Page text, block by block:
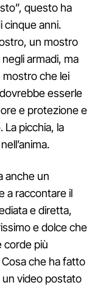
questo ha
cinque anni.
un mostro
armadi, ma
mostro che lei
esserle
e protezione e
La picchia, la
anche un
a raccontare il
e diretta,
e dolce che
corde più
che ha fatto
un video postato